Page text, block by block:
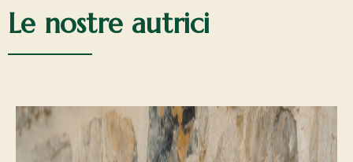
Le nostre autrici